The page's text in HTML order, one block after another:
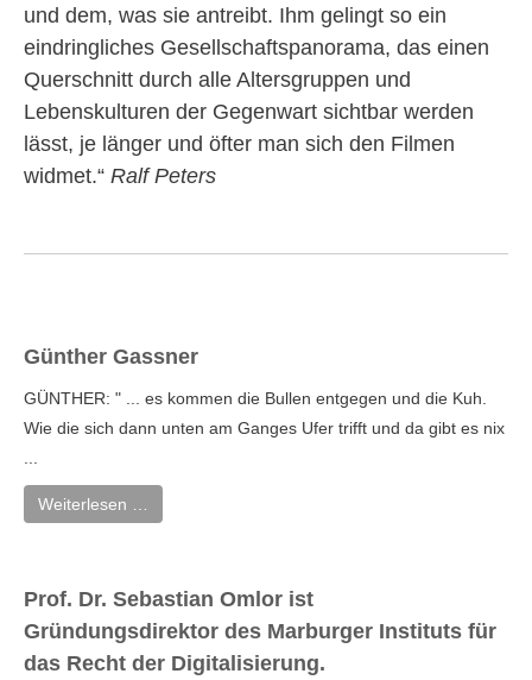
und dem, was sie antreibt. Ihm gelingt so ein
eindringliches Gesellschaftspanorama, das einen
Querschnitt durch alle Altersgruppen und
Lebenskulturen der Gegenwart sichtbar werden
lässt, je länger und öfter man sich den Filmen
widmet.“ Ralf Peters
Günther Gassner
GÜNTHER: " ... es kommen die Bullen entgegen und die Kuh.
Wie die sich dann unten am Ganges Ufer trifft und da gibt es nix
Weiterlesen …
Prof. Dr. Sebastian Omlor ist
Gründungsdirektor des Marburger Instituts für
das Recht der Digitalisierung.